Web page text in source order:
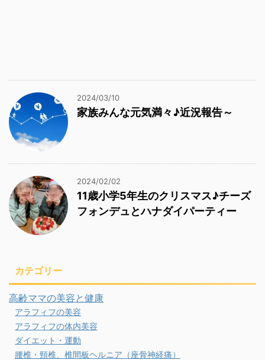
2024/03/10
家族みんな元気満々♪近況報告～
2024/02/02
11歳小学5年生のクリスマス♪チーズ
フォンデュとハナダイパーティー
カテゴリー
高齢ママの美容と健康
アラフィフの美容
アラフィフの体内美容
ダイエット・運動
腰椎・頸椎、椎間板ヘルニア（座骨神経痛）